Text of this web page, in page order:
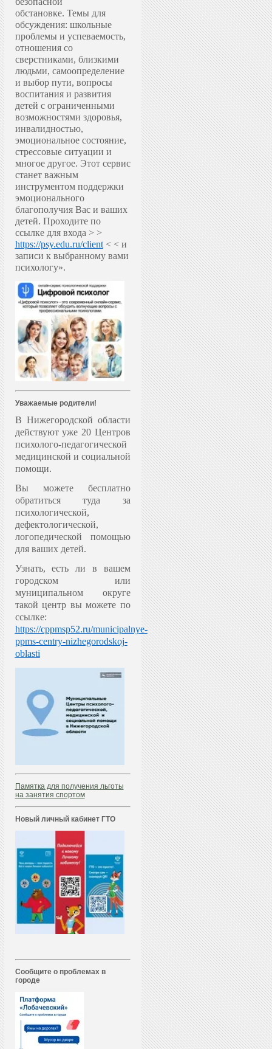
обстановке. Темы для
обсуждения: школьные
проблемы и успеваемость,
отношения со
сверстниками, близкими
людьми, самоопределение
и выбор пути, вопросы
воспитания и развития
детей с ограниченными
возможностями здоровья,
инвалидностью,
эмоциональное состояние,
стрессовые ситуации и
многое другое. Этот сервис
станет важным
инструментом поддержки
эмоционального
благополучия Вас и ваших
детей. Проходите по
ссылке для входа > >
https://psy.edu.ru/client< < и
записи к выбранному вами
психологу».
Уважаемые родители!
В Нижегородской области
действуют уже 20 Центров
психолого-педагогической
медицинской и социальной
помощи.
Вы можете бесплатно
обратиться туда за
психологической,
дефектологической,
логопедической помощью
для ваших детей.
Узнать, есть ли в вашем
городском или
муниципальном округе
такой центр вы можете по
ссылке:
https://cppmsp52.ru/municipalnye-
ppms-centry-nizhegorodskoj-
oblasti
Памятка для получения льготы
на занятия спортом
Новый личный кабинет ГТО
Сообщите о проблемах в
городе